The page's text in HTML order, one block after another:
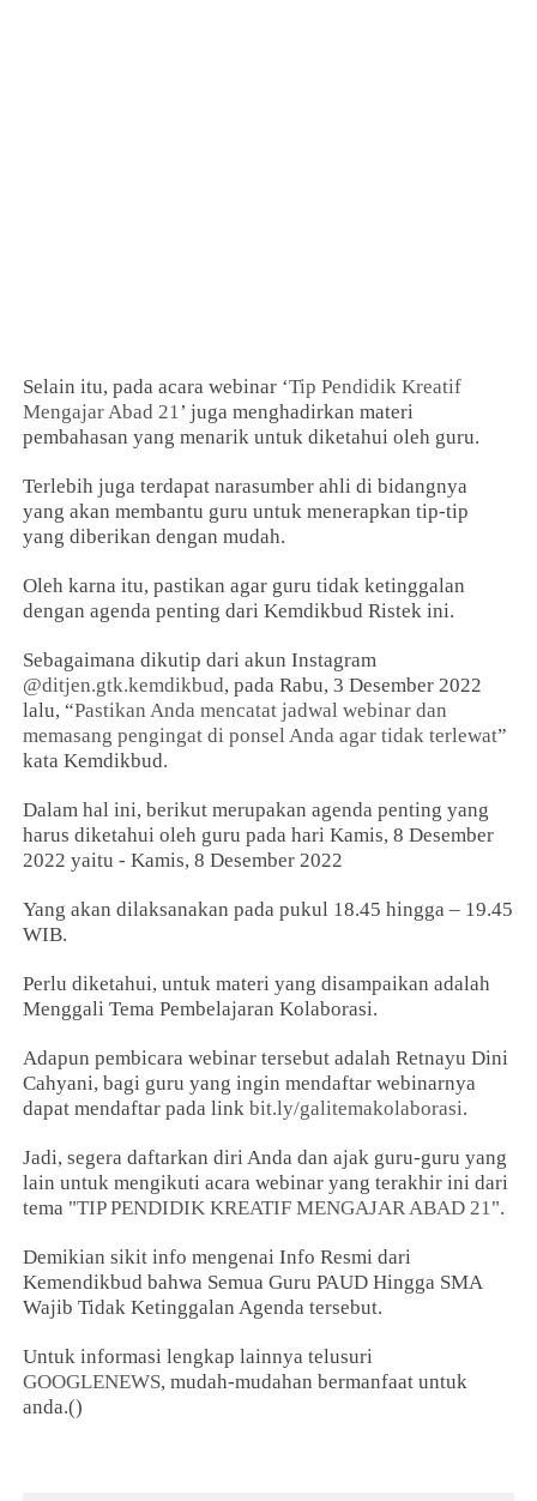
Selain itu, pada acara webinar ‘Tip Pendidik Kreatif
Mengajar Abad 21’ juga menghadirkan materi
pembahasan yang menarik untuk diketahui oleh guru.
Terlebih juga terdapat narasumber ahli di bidangnya
yang akan membantu guru untuk menerapkan tip-tip
yang diberikan dengan mudah.
Oleh karna itu, pastikan agar guru tidak ketinggalan
dengan agenda penting dari Kemdikbud Ristek ini.
Sebagaimana dikutip dari akun Instagram
@ditjen.gtk.kemdikbud, pada Rabu, 3 Desember 2022
lalu, “Pastikan Anda mencatat jadwal webinar dan
memasang pengingat di ponsel Anda agar tidak terlewat”
kata Kemdikbud.
Dalam hal ini, berikut merupakan agenda penting yang
harus diketahui oleh guru pada hari Kamis, 8 Desember
2022 yaitu - Kamis, 8 Desember 2022
Yang akan dilaksanakan pada pukul 18.45 hingga – 19.45
WIB.
Perlu diketahui, untuk materi yang disampaikan adalah
Menggali Tema Pembelajaran Kolaborasi.
Adapun pembicara webinar tersebut adalah Retnayu Dini
Cahyani, bagi guru yang ingin mendaftar webinarnya
dapat mendaftar pada linkbit.ly/galitemakolaborasi.
Jadi, segera daftarkan diri Anda dan ajak guru-guru yang
lain untuk mengikuti acara webinar yang terakhir ini dari
tema "TIP PENDIDIK KREATIF MENGAJAR ABAD 21".
Demikian sikit info mengenai Info Resmi dari
Kemendikbud bahwa Semua Guru PAUD Hingga SMA
Wajib Tidak Ketinggalan Agenda tersebut.
Untuk informasi lengkap lainnya telusuri
GOOGLENEWS, mudah-mudahan bermanfaat untuk
anda.()